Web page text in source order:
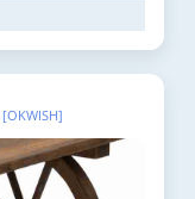
[OKWISH]